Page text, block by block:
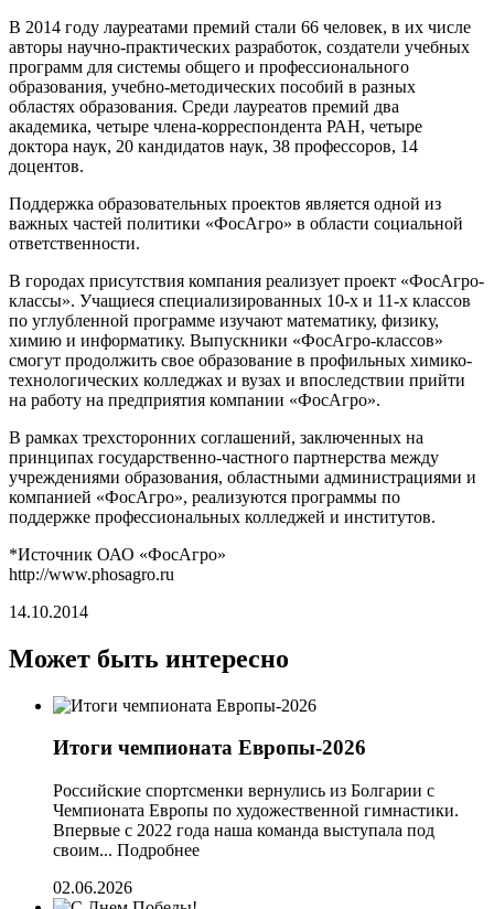
В 2014 году лауреатами премий стали 66 человек, в их числе
авторы научно-практических разработок, создатели учебных
программ для системы общего и профессионального
образования, учебно-методических пособий в разных
областях образования. Среди лауреатов премий два
академика, четыре члена-корреспондента РАН, четыре
доктора наук, 20 кандидатов наук, 38 профессоров, 14
доцентов.
Поддержка образовательных проектов является одной из
важных частей политики «ФосАгро» в области социальной
ответственности.
В городах присутствия компания реализует проект «ФосАгро-
классы». Учащиеся специализированных 10-х и 11-х классов
по углубленной программе изучают математику, физику,
химию и информатику. Выпускники «ФосАгро-классов»
смогут продолжить свое образование в профильных химико-
технологических колледжах и вузах и впоследствии прийти
на работу на предприятия компании «ФосАгро».
В рамках трехсторонних соглашений, заключенных на
принципах государственно-частного партнерства между
учреждениями образования, областными администрациями и
компанией «ФосАгро», реализуются программы по
поддержке профессиональных колледжей и институтов.
*Источник ОАО «ФосАгро»
http://www.phosagro.ru
14.10.2014
Может быть интересно
Итоги чемпионата Европы-2026
Российские спортсменки вернулись из Болгарии с
Чемпионата Европы по художественной гимнастики.
Впервые с 2022 года наша команда выступала под
своим... Подробнее
02.06.2026